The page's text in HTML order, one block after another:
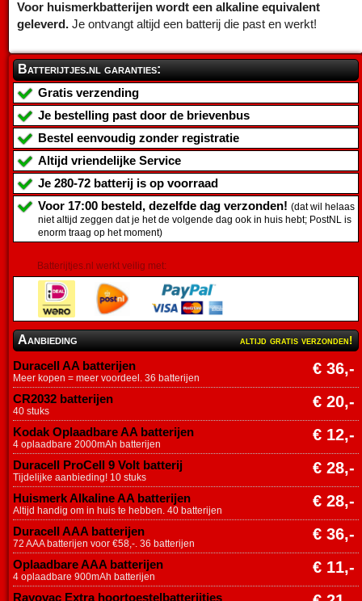
Voor huismerkbatterijen wordt een alkaline equivalent
geleverd. Je ontvangt altijd een batterij die past en werkt!
Batterijtjes.nl garanties:
Gratis verzending
Je bestelling past door de brievenbus
Bestel eenvoudig zonder registratie
Altijd vriendelijke Service
Je 280-72 batterij is op voorraad
Voor 17:00 besteld, dezelfde dag verzonden! (dat wil helaas
niet altijd zeggen dat je het de volgende dag ook in huis hebt; PostNL is
enorm traag op het moment)
Batterijtjes.nl werkt veilig met:
Aanbieding altijd gratis verzonden!
Duracell AA batterijen € 36,-
Meer kopen = meer voordeel. 36 batterijen
CR2032 batterijen € 20,-
40 stuks
Kodak Oplaadbare AA batterijen € 12,-
4 oplaadbare 2000mAh batterijen
Duracell ProCell 9 Volt batterij € 28,-
Tijdelijke aanbieding! 10 stuks
Huismerk Alkaline AA batterijen € 28,-
Altijd handig om in huis te hebben. 40 batterijen
Duracell AAA batterijen € 36,-
72 AAA batterijen voor €58,-. 36 batterijen
Oplaadbare AAA batterijen € 11,-
4 oplaadbare 900mAh batterijen
Rayovac Extra hoortoestelbatterijtjes